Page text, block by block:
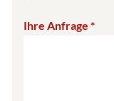
Ihre Anfrage